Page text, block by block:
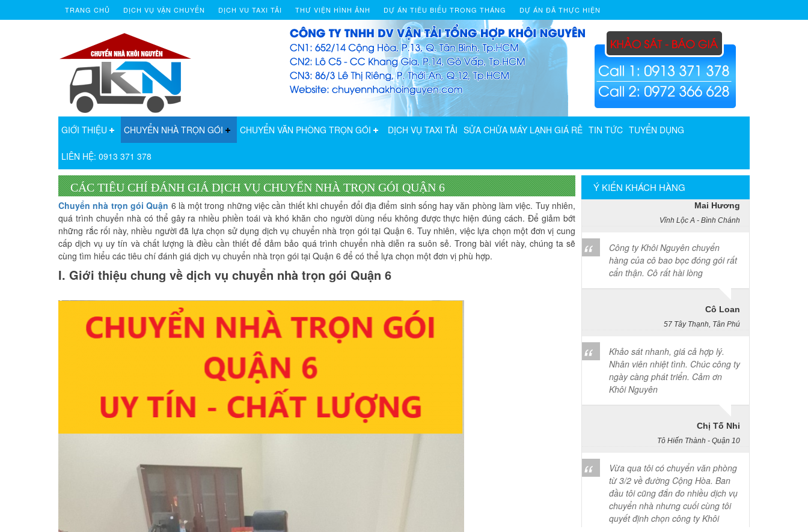
TRANG CHỦ DỊCH VỤ VẬN CHUYỂN DỊCH VU TAXI TẢI THƯ VIỆN HÌNH ẢNH DỰ ÁN TIÊU BIỂU TRONG THÁNG DỰ ÁN ĐÃ THỰC HIỆN
GIỚI THIỆU CHUYỂN NHÀ TRỌN GÓI CHUYỂN VĂN PHÒNG TRỌN GÓI DỊCH VỤ TAXI TẢI SỬA CHỬA MÁY LẠNH GIÁ RẺ TIN TỨC TUYỂN DỤNG
LIÊN HỆ: 0913 371 378
CÁC TIÊU CHÍ ĐÁNH GIÁ DỊCH VỤ CHUYỂN NHÀ TRỌN GÓI QUẬN 6
Chuyển nhà trọn gói Quận 6 là một trong những việc cần thiết khi chuyển đổi địa điểm sinh sống hay văn phòng làm việc. Tuy nhiên,
quá trình chuyển nhà có thể gây ra nhiều phiền toái và khó khăn cho người dùng nếu không được thực hiện đúng cách. Để giảm bớt
những rắc rối này, nhiều người đã lựa chọn sử dụng dịch vụ chuyển nhà trọn gói tại Quận 6. Tuy nhiên, việc lựa chọn một đơn vị cung
cấp dịch vụ uy tín và chất lượng là điều cần thiết để đảm bảo quá trình chuyển nhà diễn ra suôn sẻ. Trong bài viết này, chúng ta sẽ
cùng tìm hiểu các tiêu chí đánh giá dịch vụ chuyển nhà trọn gói tại Quận 6 để có thể lựa chọn một đơn vị phù hợp.
I. Giới thiệu chung về dịch vụ chuyển nhà trọn gói Quận 6
Ý KIẾN KHÁCH HÀNG
Phạm Minh Tuấn
232/2 Cộng Hòa, P.13, Q. Tân Bình
Vợ chồng tôi vừa chuyển về nhà
mới ở Chưng cư Thái An về quận
2. Tôi được biết dịch vụ của Khôi
Nguyên đã lâu và đến nay đã sử
dụng dịch vụ chuyển nhà này. Tôi
xin chúng công ty ngày càng phát
triển và nâng cao chất lượng dịch
Vĩnh Lộc A - Bình Chánh
Công ty Khôi Nguyên chuyển
hàng của cô bao bọc đóng gói rất
cẩn thận. Cô rất hài lòng
Cô Loan
57 Tây Thạnh, Tân Phú
Khảo sát nhanh, giá cả hợp lý.
ngày càng phát triển. Cảm ơn
Khôi Nguyên
Chị Tố Nhi
Tô Hiến Thành - Quận 10
Vừa qua tôi có chuyển văn phòng
từ 3/2 về đường Cộng Hòa. Ban
đầu tôi cũng đắn đo nhiều dịch vụ
chuyển nhà nhưng cuối cùng tôi
quyết định chọn công ty Khôi
Nguyên. Tôi thật sự hài lòng. Cảm
ơn quý công ty.